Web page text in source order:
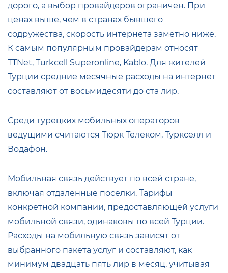
дорого, а выбор провайдеров ограничен. При
ценах выше, чем в странах бывшего
содружества, скорость интернета заметно ниже.
К самым популярным провайдерам относят
TTNet, Turkcell Superonline, Kablo. Для жителей
Турции средние месячные расходы на интернет
составляют от восьмидесяти до ста лир.
Среди турецких мобильных операторов
ведущими считаются Тюрк Телеком, Туркселл и
Водафон.
Мобильная связь действует по всей стране,
включая отдаленные поселки. Тарифы
конкретной компании, предоставляющей услуги
мобильной связи, одинаковы по всей Турции.
Расходы на мобильную связь зависят от
выбранного пакета услуг и составляют, как
минимум двадцать пять лир в месяц, учитывая